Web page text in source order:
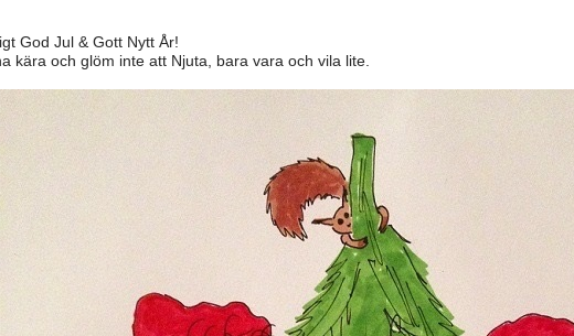
God Jul & Gott Nytt År!
kära och glöm inte att Njuta, bara vara och vila lite.